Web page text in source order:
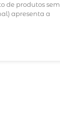
de produtos sem
apresenta a